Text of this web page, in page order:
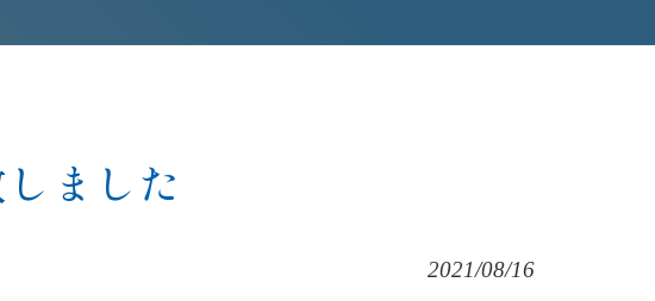
ました
2021/08/16